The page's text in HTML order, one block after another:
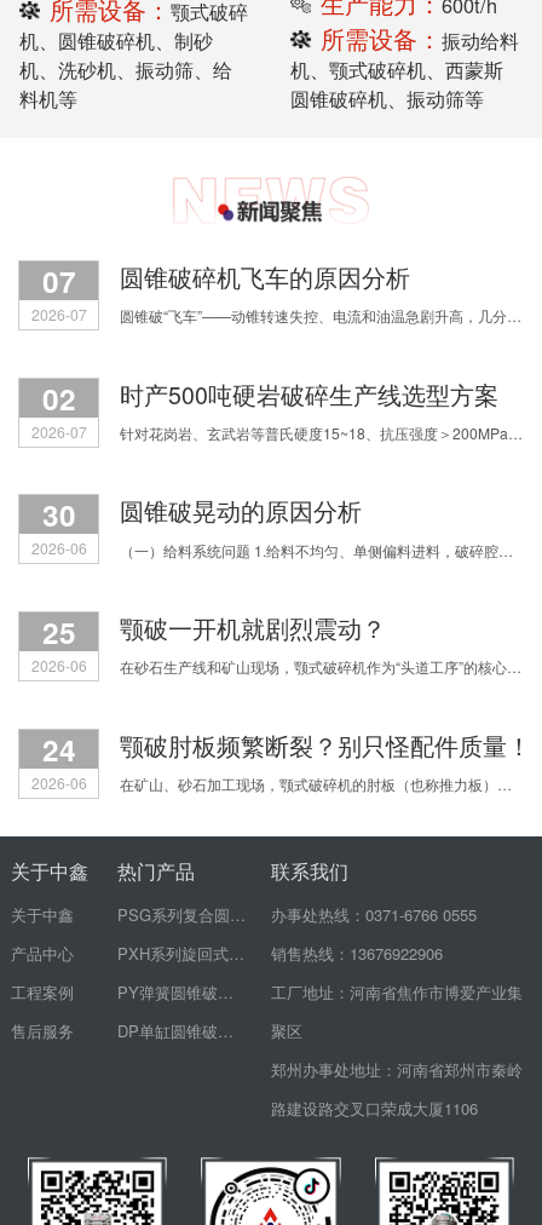
所需设备：颚式破碎
机、圆锥破碎机、制砂
机、洗砂机、振动筛、给
料机等
所需设备：振动给料
机、颚式破碎机、西蒙斯
圆锥破碎机、振动筛等
07
2026-07
圆锥破碎机飞车的原因分析
圆锥破“飞车”——动锥转速失控、电流和油温急剧升高，几分钟内铜套烧毁，甚至主轴断裂。原因主要有四类，我们逐一拆解。 第一，润滑系统失效。缺油或油质劣
02
2026-07
时产500吨硬岩破碎生产线选型方案
针对花岗岩、玄武岩等普氏硬度15~18、抗压强度＞200MPa的超硬物料，如何科学配置破碎流程？焦作中鑫结合多年实战经验，为您拆解三种主流选型思路，助您实现产能、粒形与运营成本的精
30
2026-06
圆锥破晃动的原因分析
（一）给料系统问题 1.给料不均匀、单侧偏料进料，破碎腔受力失衡，直接引发整机振动跳动； 2.物料中混入铁块等不可破碎杂物，或是进料粒度过大，设备负载骤增产生剧烈振动； 3.进料细料占
25
2026-06
颚破一开机就剧烈震动？
在砂石生产线和矿山现场，颚式破碎机作为“头道工序”的核心设备，一旦出现剧烈震动、机身发抖，不仅影响满负荷生产，更让人揪心会不会震坏设备、引发安全事故。很多机修
24
2026-06
颚破肘板频繁断裂？别只怪配件质量！
在矿山、砂石加工现场，颚式破碎机的肘板（也称推力板）频繁断裂，是让无数生产老板和机修师傅头疼的顽疾。刚换的新肘板没几天又裂了，配件费用心疼不说，设备一停机，整个生产线都得
关于中鑫
关于中鑫
产品中心
工程案例
售后服务
热门产品
PSG系列复合圆锥破碎机
PXH系列旋回式破碎机
PY弹簧圆锥破碎机
DP单缸圆锥破碎机
联系我们
办事处热线：0371-6766 0555
销售热线：13676922906
工厂地址：河南省焦作市博爱产业集
聚区
郑州办事处地址：河南省郑州市秦岭
路建设路交叉口荣成大厦1106